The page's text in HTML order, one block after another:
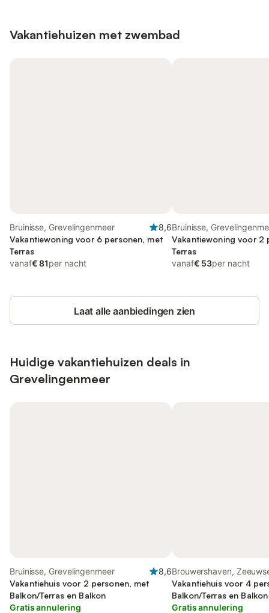
Vakantiehuizen met zwembad
Bruinisse, Grevelingenmeer
8,6
Vakantiewoning voor 6 personen, met
Terras
vanaf€ 81per nacht
Bruinisse,
Vakantiewoning voor 2
Terras
vanaf€ 53per nacht
Laat alle aanbiedingen zien
Huidige vakantiehuizen deals in
Grevelingenmeer
Bruinisse, Grevelingenmeer
8,6
Vakantiehuis voor 2 personen, met
Balkon/Terras en Balkon
Gratis annulering
Brouwershaven,
Vakantiehuis voor 4
Balkon/Terras en Balkon
Gratis annulering